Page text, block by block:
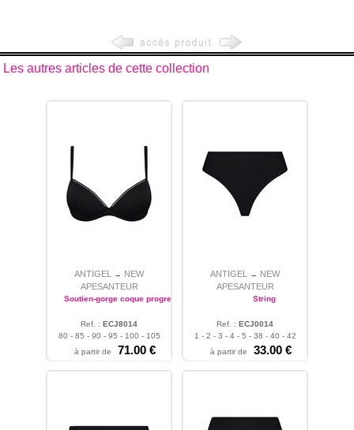
Les autres articles de cette collection
ANTIGEL → NEW
APESANTEUR
Soutien-gorge coque progressive
Ref. : ECJ8014
80 - 85 - 90 - 95 - 100 - 105
- 110 - 115
à partir de 71.00 €
ANTIGEL → NEW
APESANTEUR
String
Ref. : ECJ0014
1 - 2 - 3 - 4 - 5 - 38 - 40 - 42
- 44 - 46 - 48
à partir de 33.00 €